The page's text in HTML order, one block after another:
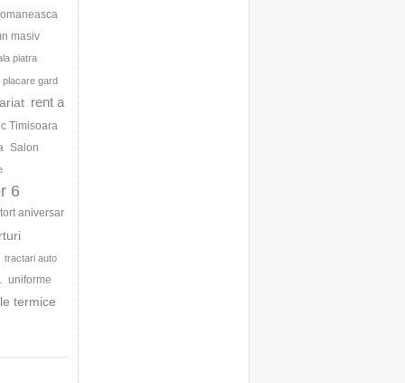
masiv
piatra
placare gard
rent a
Timisoara
Salon
6
tort aniversar
tractari auto
uniforme
termice